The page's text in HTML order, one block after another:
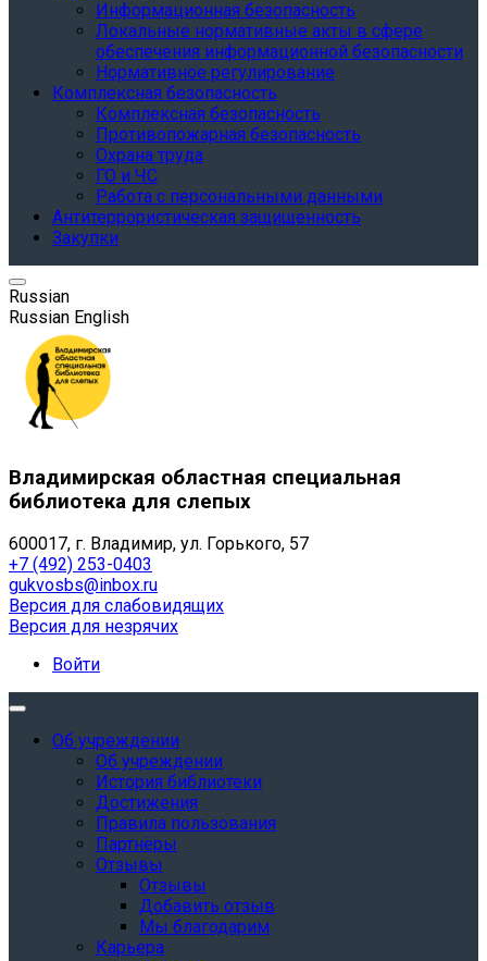
Информационная безопасность
Локальные нормативные акты в сфере
обеспечения информационной безопасности
Нормативное регулирование
Комплексная безопасность
Комплексная безопасность
Противопожарная безопасность
Охрана труда
ГО и ЧС
Работа с персональными данными
Антитеррористическая защищенность
Закупки
Russian
Russian English
Владимирская областная специальная
библиотека для слепых
600017, г. Владимир, ул. Горького, 57
+7 (492) 253-0403
gukvosbs@inbox.ru
Версия для слабовидящих
Версия для незрячих
Войти
Об учреждении
Об учреждении
История библиотеки
Достижения
Правила пользования
Партнёры
Отзывы
Отзывы
Добавить отзыв
Мы благодарим
Карьера